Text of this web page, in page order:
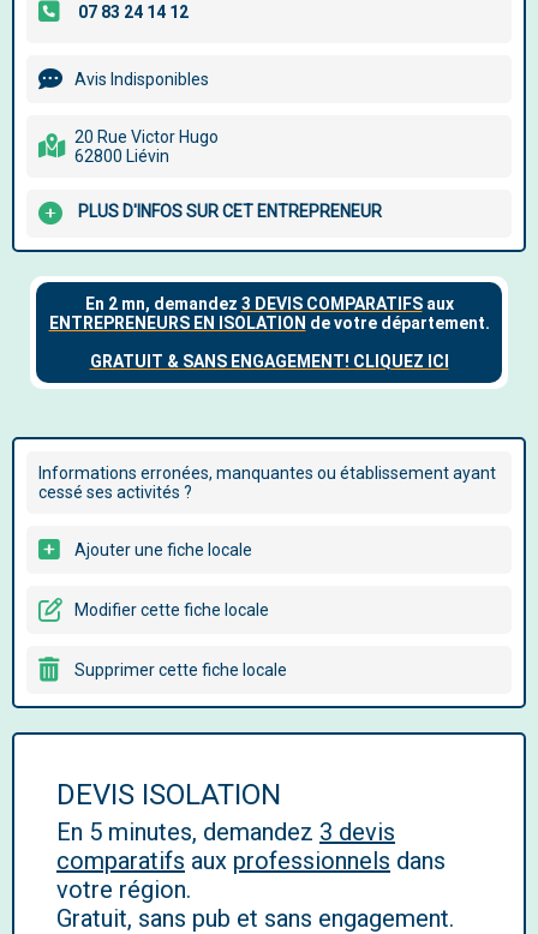
Avis Indisponibles
20 Rue Victor Hugo
62800 Liévin
PLUS D'INFOS SUR CET ENTREPRENEUR
Informations erronées, manquantes ou établissement ayant
cessé ses activités ?
Ajouter une fiche locale
Modifier cette fiche locale
Supprimer cette fiche locale
DEVIS ISOLATION
En 5 minutes, demandez 3 devis
comparatifs aux professionnels dans
votre région.
Gratuit, sans pub et sans engagement.